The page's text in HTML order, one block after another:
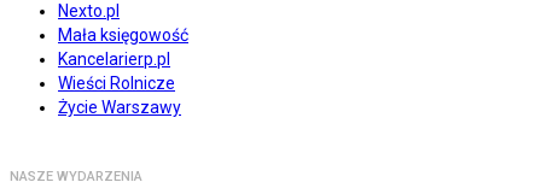
Nexto.pl
Mała księgowość
Kancelarierp.pl
Wieści Rolnicze
Życie Warszawy
NASZE WYDARZENIA